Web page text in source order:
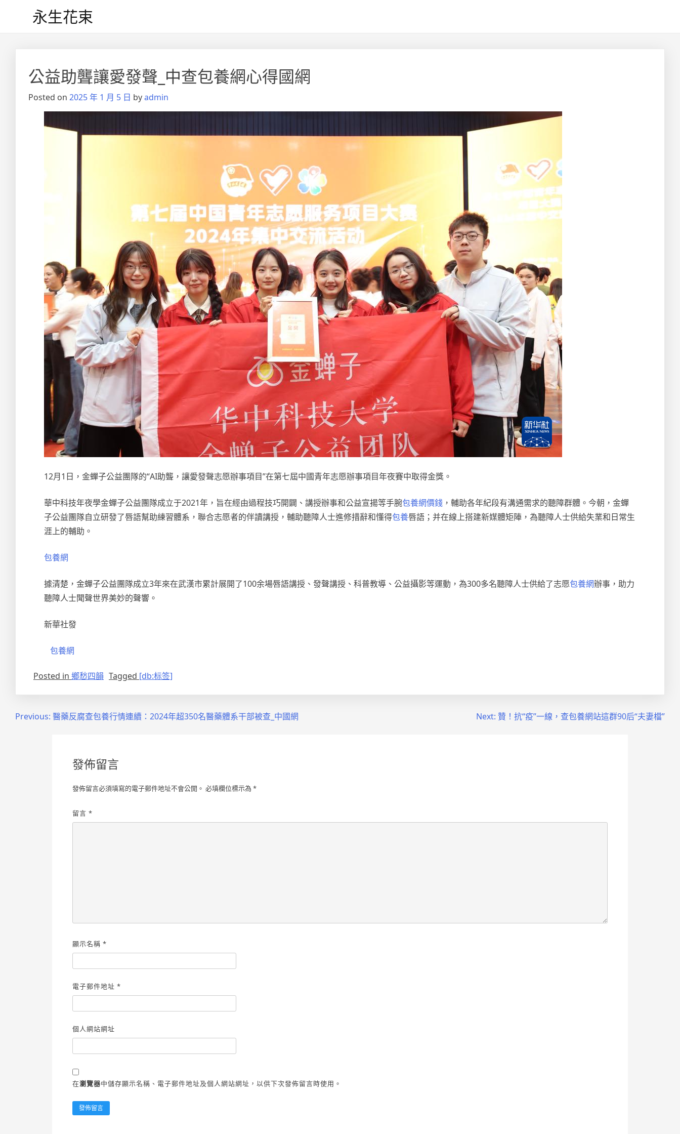
永生花束
公益助聾讓愛發聲_中查包養網心得國網
Posted on 2025 年 1 月 5 日 byadmin
12月1日，金蟬子公益團隊的“AI助聾，讓愛發聲志愿辦事項目”在第七屆中國青年志愿辦事項目年夜賽中取得金獎。
華中科技年夜學金蟬子公益團隊成立于2021年，旨在經由過程技巧開闢、講授辦事和公益宣揚等手腕包養網價錢 ，輔助各年紀段有溝通需求的聽障群體。今朝，金蟬
子公益團隊自立研發了唇語幫助練習體系，聯合志愿者的伴讀講授，輔助聽障人士進修措辭和懂得包養唇語；并在線上搭建新媒體矩陣，為聽障人士供給失業和日常生
涯上的輔助。
包養網
據清楚，金蟬子公益團隊成立3年來在武漢市累計展開了100余場唇語講授、發聲講授、科普教導、公益攝影等運動，為300多名聽障人士供給了志愿包養網辦事，助力
聽障人士聞聲世界美妙的聲響。
新華社發
包養網
Posted in 鄉愁四韻 Tagged [db:标签]
Previous: 醫藥反腐查包養行情連續：2024年超350名醫藥體系干部被查_中國網 Next: 贊！抗“疫”一線，查包養網站這群90后“夫妻檔”
發佈留言
發佈留言必須填寫的電子郵件地址不會公開。 必填欄位標示為*
留言*
顯示名稱*
電子郵件地址*
個人網站網址
在瀏覽器中儲存顯示名稱、電子郵件地址及個人網站網址，以供下次發佈留言時使用。